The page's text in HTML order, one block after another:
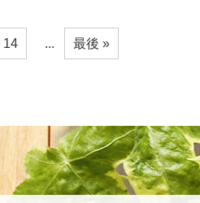
14 ... 最後 »